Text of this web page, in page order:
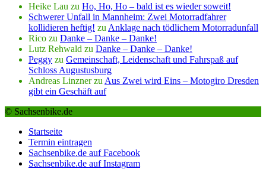
Heike Lau zu Ho, Ho, Ho – bald ist es wieder soweit!
Schwerer Unfall in Mannheim: Zwei Motorradfahrer
kollidieren heftig! zu Anklage nach tödlichem Motorradunfall
Rico zu Danke – Danke – Danke!
Lutz Rehwald zu Danke – Danke – Danke!
Peggy zu Gemeinschaft, Leidenschaft und Fahrspaß auf
Schloss Augustusburg
Andreas Linznerzu Aus Zwei wird Eins – Motogiro Dresden
gibt ein Geschäft auf
© Sachsenbike.de
Startseite
Termin eintragen
Sachsenbike.de auf Facebook
Sachsenbike.de auf Instagram